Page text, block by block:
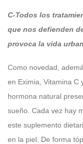
C-Todos los
que nos defienden
provoca la vida
Como novedad,
en Eximia, Vitamina C
hormona natural
sueño. Cada vez hay
este suplemento
en la piel. De forma